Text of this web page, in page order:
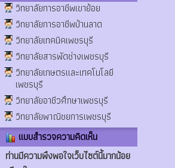
วิทยาลัยการอาชีพเขาย้อย
วิทยาลัยการอาชีพบ้านลาด
วิทยาลัยเทคนิคเพชรบุรี
วิทยาลัยสารพัดช่างเพชรบุรี
วิทยาลัยเกษตรและเทคโนโลยี
เพชรบุรี
วิทยาลัยอาชีวศึกษาเพชรบุรี
วิทยาลัยพาณิชยการเพชรบุรี
แบบสำรวจความคิดเห็น
ท่านมีความพึงพอใจเว็บไซต์นี้มากน้อย